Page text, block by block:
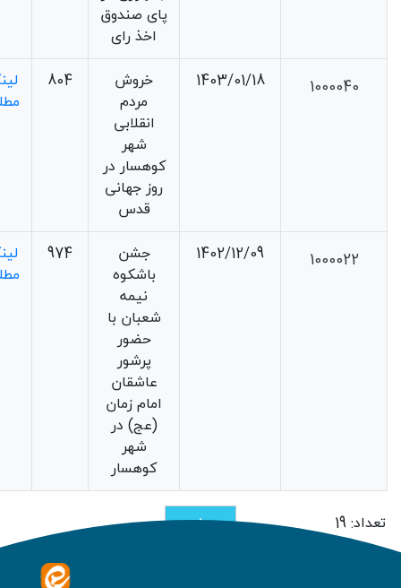
پای صندوق
اخذ رای
1000040
1403/01/18
خروش
مردم
انقلابی
شهر
کوهسار در
روز جهانی
قدس
804
1000022
1402/12/09
جشن
باشکوه
نیمه
شعبان با
حضور
پرشور
عاشقان
امام زمان
(عج) در
شهر
کوهسار
974
تعداد: 19 1